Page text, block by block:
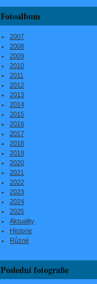
Fotoalbum
2007
2008
2009
2010
2011
2012
2013
2014
2015
2016
2017
2018
2019
2020
2021
2022
2023
2024
2025
Aktuality
Historie
Různé
Poslední fotografie